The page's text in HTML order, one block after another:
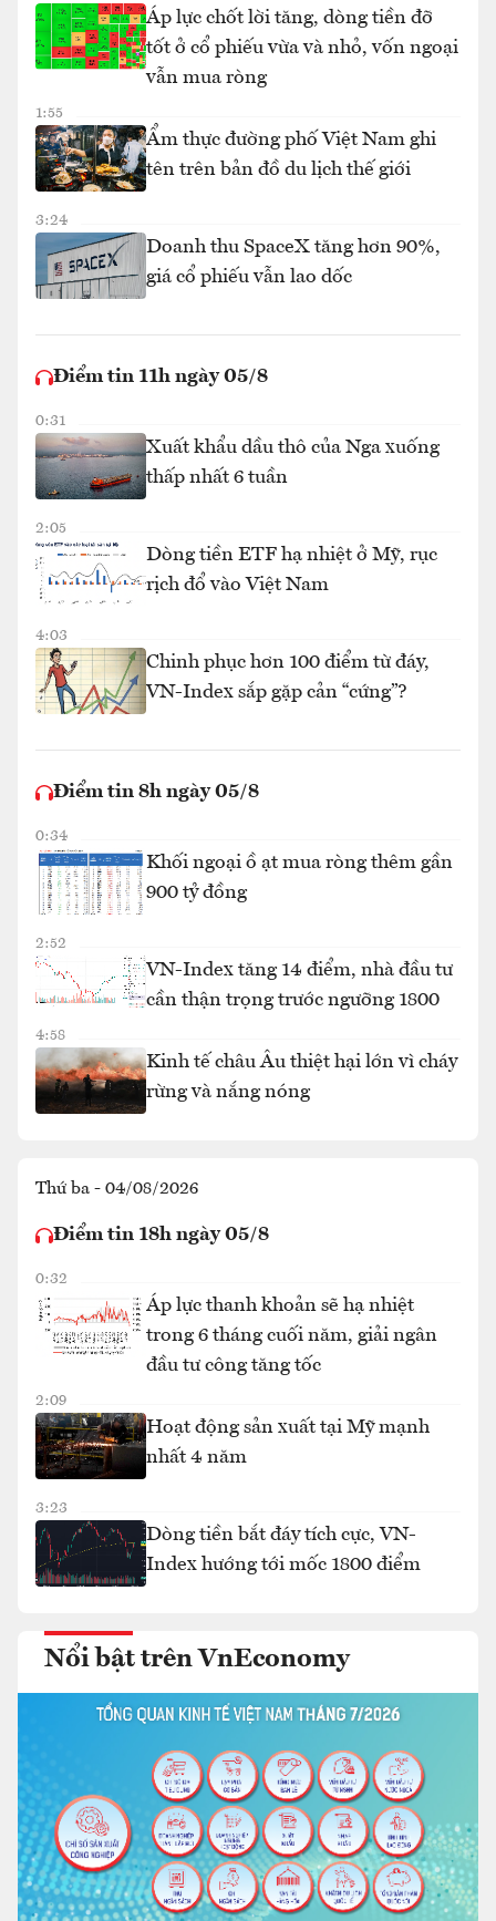
Áp lực chốt lời tăng, dòng tiền đỡ
tốt ở cổ phiếu vừa và nhỏ, vốn ngoại
vẫn mua ròng
1:55
Ẩm thực đường phố Việt Nam ghi
tên trên bản đồ du lịch thế giới
3:24
Doanh thu SpaceX tăng hơn 90%,
giá cổ phiếu vẫn lao dốc
Điểm tin 11h ngày 05/8
0:31
Xuất khẩu dầu thô của Nga xuống
thấp nhất 6 tuần
2:05
Dòng tiền ETF hạ nhiệt ở Mỹ, rục
rịch đổ vào Việt Nam
4:03
Chinh phục hơn 100 điểm từ đáy,
VN-Index sắp gặp cản “cứng”?
Điểm tin 8h ngày 05/8
0:34
Khối ngoại ồ ạt mua ròng thêm gần
900 tỷ đồng
2:52
VN-Index tăng 14 điểm, nhà đầu tư
cần thận trọng trước ngưỡng 1800
4:58
Kinh tế châu Âu thiệt hại lớn vì cháy
rừng và nắng nóng
Thứ ba - 04/08/2026
Điểm tin 18h ngày 05/8
0:32
Áp lực thanh khoản sẽ hạ nhiệt
trong 6 tháng cuối năm, giải ngân
đầu tư công tăng tốc
2:09
Hoạt động sản xuất tại Mỹ mạnh
nhất 4 năm
3:23
Dòng tiền bắt đáy tích cực, VN-
Index hướng tới mốc 1800 điểm
Nổi bật trên VnEconomy